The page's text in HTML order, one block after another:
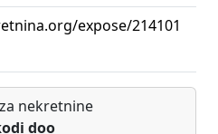
expose/214101
nekretnine
doo